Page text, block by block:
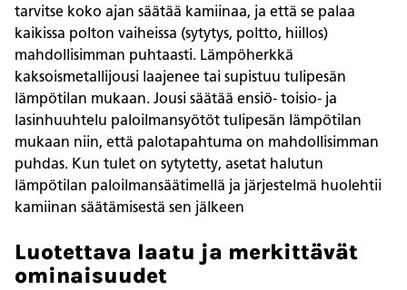
tarvitse koko ajan säätää kamiinaa, ja että se palaa
kaikissa polton vaiheissa (sytytys, poltto, hiillos)
mahdollisimman puhtaasti. Lämpöherkkä
kaksoismetallijousi laajenee tai supistuu tulipesän
lämpötilan mukaan. Jousi säätää ensiö- toisio- ja
lasinhuuhtelu paloilmansyötöt tulipesän lämpötilan
mukaan niin, että palotapahtuma on mahdollisimman
puhdas. Kun tulet on sytytetty, asetat halutun
lämpötilan paloilmansäätimellä ja järjestelmä huolehtii
kamiinan säätämisestä sen jälkeen
Luotettava laatu ja merkittävät
ominaisuudet